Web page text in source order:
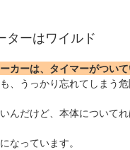
ターはワイルド
カーは、タイマーがつい
、うっかり忘れてしまう
んだけど、本体について
なっています。